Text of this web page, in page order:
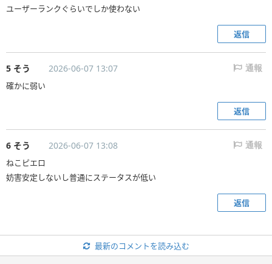
ユーザーランクぐらいでしか使わない
返信
5 そう 2026-06-07 13:07 通報
確かに弱い
返信
6 そう 2026-06-07 13:08 通報
ねこピエロ
妨害安定しないし普通にステータスが低い
返信
最新のコメントを読み込む